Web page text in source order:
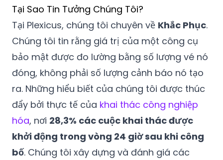
Tại Sao Tin Tưởng Chúng Tôi?
Tại Plexicus, chúng tôi chuyên về Khắc Phục.
Chúng tôi tin rằng giá trị của một công cụ
bảo mật được đo lường bằng số lượng vé nó
đóng, không phải số lượng cảnh báo nó tạo
ra. Những hiểu biết của chúng tôi được thúc
đẩy bởi thực tế của khai thác công nghiệp
hóa, nơi 28,3% các cuộc khai thác được
khởi động trong vòng 24 giờ sau khi công
bố. Chúng tôi xây dựng và đánh giá các